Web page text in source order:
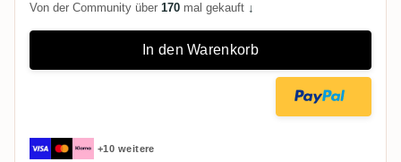
Von der Community über 170 mal gekauft ↓
In den Warenkorb
+10 weitere